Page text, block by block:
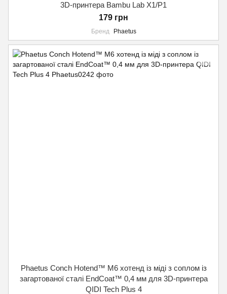
3D-принтера Bambu Lab X1/P1
179 грн
Бренд Phaetus
Phaetus Conch Hotend™ M6 хотенд із міді з соплом із
загартованої сталі EndCoat™ 0,4 мм для 3D-принтера
QIDI Tech Plus 4